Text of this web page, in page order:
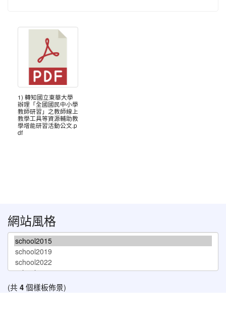
1) 轉知國立東華大學
辦理「全國國民中小學
教師研習」之教師線上
教學工具等資源輔助教
學增能研習活動公文.p
df
網站風格
(共 4個樣板佈景)